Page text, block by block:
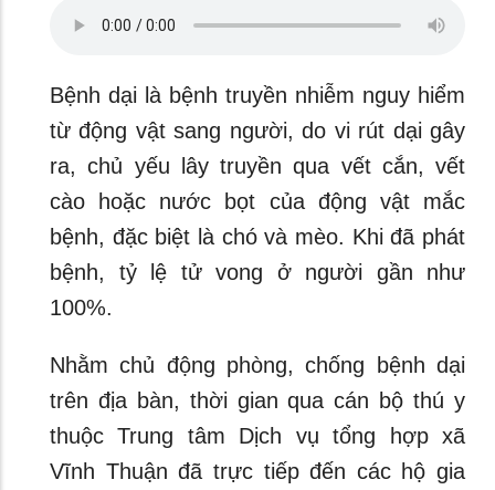
Bệnh dại là bệnh truyền nhiễm nguy hiểm
từ động vật sang người, do vi rút dại gây
ra, chủ yếu lây truyền qua vết cắn, vết
cào hoặc nước bọt của động vật mắc
bệnh, đặc biệt là chó và mèo. Khi đã phát
bệnh, tỷ lệ tử vong ở người gần như
100%.
Nhằm chủ động phòng, chống bệnh dại
trên địa bàn, thời gian qua cán bộ thú y
thuộc Trung tâm Dịch vụ tổng hợp xã
Vĩnh Thuận đã trực tiếp đến các hộ gia